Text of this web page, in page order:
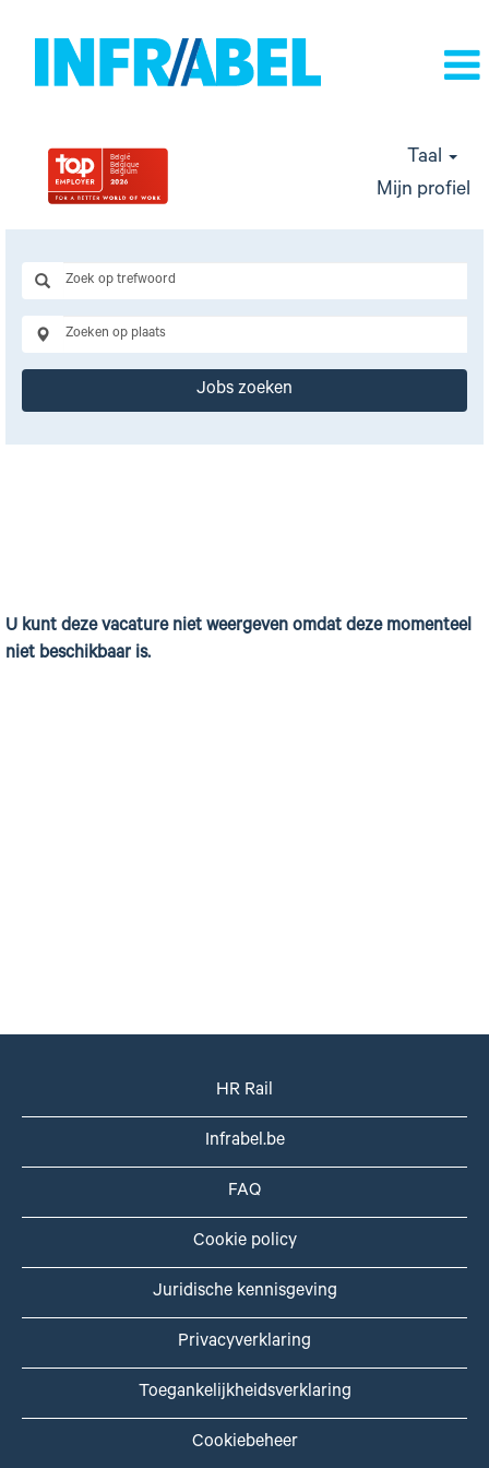
Taal
Mijn profiel
Jobs zoeken
U kunt deze vacature niet weergeven omdat deze momenteel
niet beschikbaar is.
HR Rail
Infrabel.be
FAQ
Cookie policy
Juridische kennisgeving
Privacyverklaring
Toegankelijkheidsverklaring
Cookiebeheer